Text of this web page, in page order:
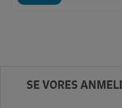
SE VORES